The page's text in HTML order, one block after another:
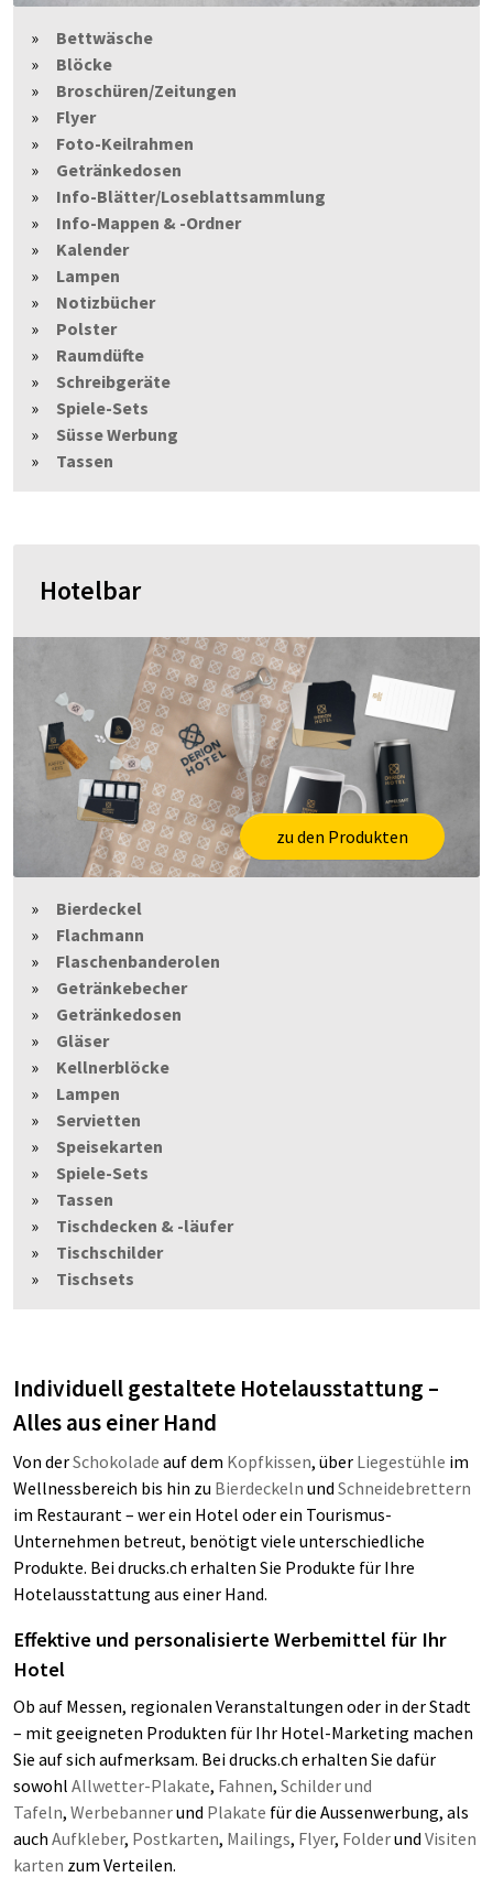
Bettwäsche
Blöcke
Broschüren/Zeitungen
Flyer
Foto-Keilrahmen
Getränkedosen
Info-Blätter/Loseblattsammlung
Info-Mappen & -Ordner
Kalender
Lampen
Notizbücher
Polster
Raumdüfte
Schreibgeräte
Spiele-Sets
Süsse Werbung
Tassen
Hotelbar
zu den Produkten
Bierdeckel
Flachmann
Flaschenbanderolen
Getränkebecher
Getränkedosen
Gläser
Kellnerblöcke
Lampen
Servietten
Speisekarten
Spiele-Sets
Tassen
Tischdecken & -läufer
Tischschilder
Tischsets
Individuell gestaltete Hotelausstattung –
Alles aus einer Hand
Von derSchokolade auf dem Kopfkissen, über Liegestühle im
Wellnessbereich bis hin zu Bierdeckeln und Schneidebrettern
im Restaurant – wer ein Hotel oder ein Tourismus-
Unternehmen betreut, benötigt viele unterschiedliche
Produkte. Bei drucks.ch erhalten Sie Produkte für Ihre
Hotelausstattung aus einer Hand.
Effektive und personalisierte Werbemittel für Ihr
Hotel
Ob auf Messen, regionalen Veranstaltungen oder in der Stadt
– mit geeigneten Produkten für Ihr Hotel-Marketing machen
Sie auf sich aufmerksam. Bei drucks.ch erhalten Sie dafür
sowohl Allwetter-Plakate, Fahnen, Schilder und
Tafeln, Werbebannerund Plakate für die Aussenwerbung, als
auch Aufkleber, Postkarten, Mailings, Flyer, Folderund Visiten
karten zum Verteilen.